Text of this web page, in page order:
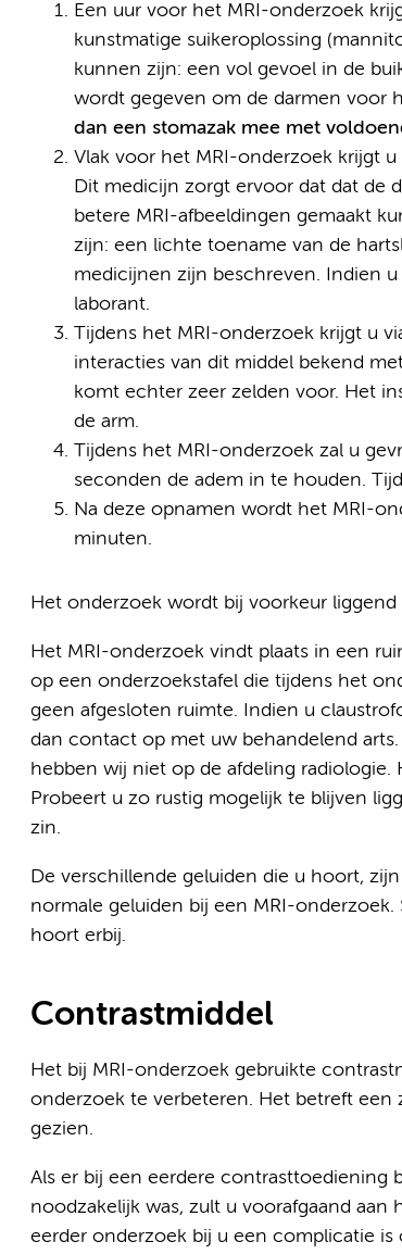
Een uur voor het MRI-onderzoek
kunstmatige suikeroplossing
kunnen zijn: een vol gevoel in de
wordt gegeven om de darmen voor
dan een stomazak mee met
Vlak voor het MRI-onderzoek krijgt
Dit medicijn zorgt ervoor dat dat de
betere MRI-afbeeldingen gemaakt
zijn: een lichte toename van de
medicijnen zijn beschreven. Indien
laborant.
Tijdens het MRI-onderzoek krijgt u
interacties van dit middel bekend
komt echter zeer zelden voor. Het
de arm.
Tijdens het MRI-onderzoek zal u
seconden de adem in te houden.
Na deze opnamen wordt het MRI-
minuten.
Het onderzoek wordt bij voorkeur liggend
Het MRI-onderzoek vindt plaats in een
op een onderzoekstafel die tijdens het
geen afgesloten ruimte. Indien u
dan contact op met uw behandelend
hebben wij niet op de afdeling
Probeert u zo rustig mogelijk te blijven
zin.
De verschillende geluiden die u hoort,
normale geluiden bij een MRI-
hoort erbij.
Contrastmiddel
Het bij MRI-onderzoek gebruikte
onderzoek te verbeteren. Het betreft een
gezien.
Als er bij een eerdere contrasttoediening
noodzakelijk was, zult u voorafgaand
eerder onderzoek bij u een complicatie